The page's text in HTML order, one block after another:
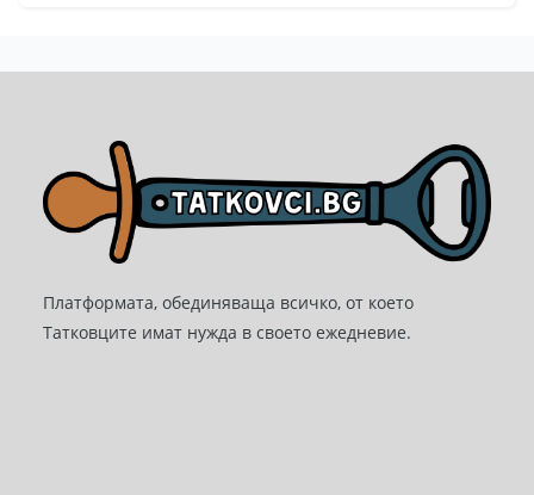
Платформата, обединяваща всичко, от което
Татковците имат нужда в своето ежедневие.